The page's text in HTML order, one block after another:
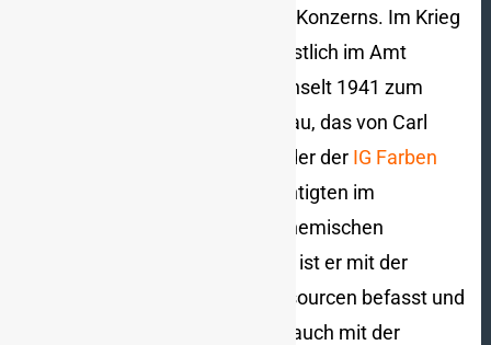
Berliner Zentrale des IG Farben-Konzerns. Im Krieg
ist er zunächst nachrichtendienstlich im Amt
Ausland/Abwehr tätig und wechselt 1941 zum
Reichsamt für Wirtschaftsausbau, das von Carl
Krauch, Aufsichtsratsvorsitzender der IG Farben
und Görings Generalbevollmächtigten im
Vierjahresplan für Fragen der chemischen
Erzeugung, geleitet wurde. Dort ist er mit der
Nutzung eroberter Rohstoffressourcen befasst und
hat in diesem Zusammenhang auch mit der